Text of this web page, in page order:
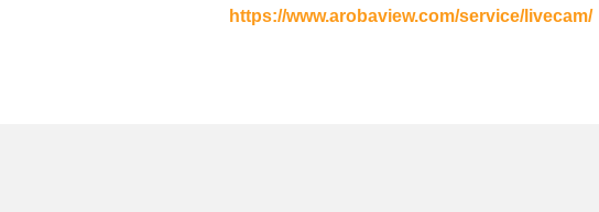
https://www.arobaview.com/service/livecam/